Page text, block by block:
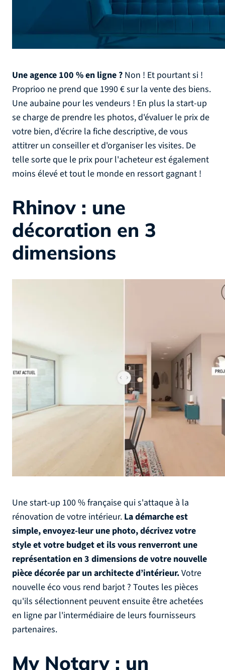
Une agence 100 % en ligne ? Non ! Et pourtant si !
Proprioo ne prend que 1990 € sur la vente des biens.
Une aubaine pour les vendeurs ! En plus la start-up
se charge de prendre les photos, d'évaluer le prix de
votre bien, d'écrire la fiche descriptive, de vous
attitrer un conseiller et d'organiser les visites. De
telle sorte que le prix pour l'acheteur est également
moins élevé et tout le monde en ressort gagnant !
Rhinov : une
décoration en 3
dimensions
Une start-up 100 % française qui s'attaque à la
rénovation de votre intérieur. La démarche est
simple, envoyez-leur une photo, décrivez votre
style et votre budget et ils vous renverront une
représentation en 3 dimensions de votre nouvelle
pièce décorée par un architecte d’intérieur.Votre
nouvelle éco vous rend barjot ? Toutes les pièces
qu'ils sélectionnent peuvent ensuite être achetées
en ligne par l'intermédiaire de leurs fournisseurs
partenaires.
My Notary : un